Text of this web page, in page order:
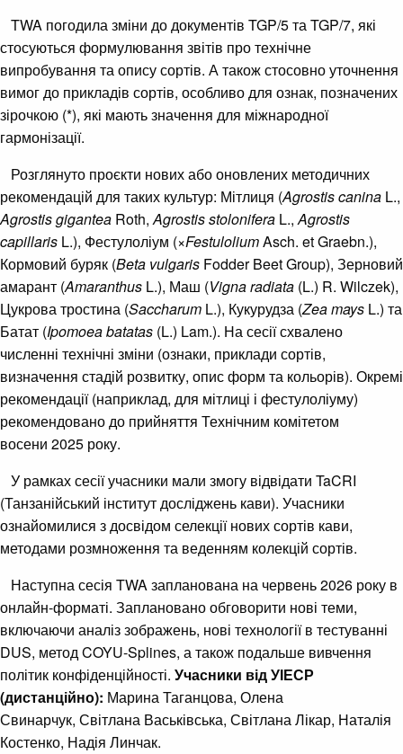
TWA погодила зміни до документів TGP/5 та TGP/7, які
стосуються формулювання звітів про технічне
випробування та опису сортів. А також стосовно уточнення
вимог до прикладів сортів, особливо для ознак, позначених
зірочкою (*), які мають значення для міжнародної
гармонізації.
Розглянуто проєкти нових або оновлених методичних
рекомендацій для таких культур: Мітлиця (Agrostis canina L.,
Agrostis gigantea Roth,Agrostis stolonifera L.,Agrostis
capillaris L.), Фестулоліум (×FestuloliumAsch. et Graebn.),
Кормовий буряк (Beta vulgaris Fodder Beet Group), Зерновий
амарант (Amaranthus L.), Маш (Vigna radiata (L.) R. Wilczek),
Цукрова тростина (Saccharum L.), Кукурудза (Zea mays L.) та
Батат (Ipomoea batatas (L.) Lam.). На сесії схвалено
численні технічні зміни (ознаки, приклади сортів,
визначення стадій розвитку, опис форм та кольорів). Окремі
рекомендації (наприклад, для мітлиці і фестулоліуму)
рекомендовано до прийняття Технічним комітетом
восени 2025 року.
У рамках сесії учасники мали змогу відвідати TaCRI
(Танзанійський інститут досліджень кави). Учасники
ознайомилися з досвідом селекції нових сортів кави,
методами розмноження та веденням колекцій сортів.
Наступна сесія TWA запланована на червень 2026 року в
онлайн-форматі. Заплановано обговорити нові теми,
включаючи аналіз зображень, нові технології в тестуванні
DUS, метод COYU-Splines, а також подальше вивчення
політик конфіденційності. Учасники від УІЕСР
(дистанційно): Марина Таганцова, Олена
Свинарчук, Світлана Васьківська, Світлана Лікар, Наталія
Костенко, Надія Линчак.